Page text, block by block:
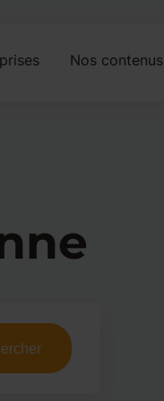
Nos contenus